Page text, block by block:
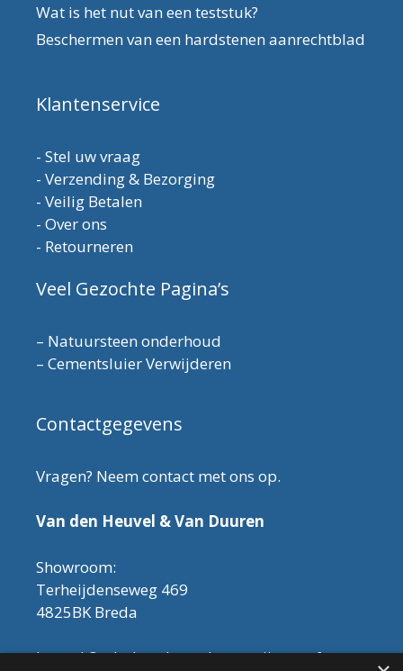
Wat is het nut van een teststuk?
Beschermen van een hardstenen aanrechtblad
Klantenservice
- Stel uw vraag
- Verzending & Bezorging
- Veilig Betalen
- Over ons
- Retourneren
Veel Gezochte Pagina’s
– Natuursteen onderhoud
– Cementsluier Verwijderen
Contactgegevens
Vragen? Neem contact met ons op.
Van den Heuvel & Van Duuren
Showroom:
Terheijdenseweg 469
4825BK Breda
Let op! Onderhoudsproducten zijn nu af te